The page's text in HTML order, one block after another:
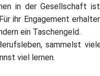
in der Gesellschaft
ihr Engagement
ein Taschengeld.
sammelst
viel lernen.